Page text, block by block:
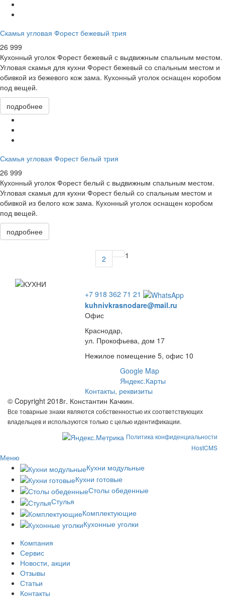
Скамья угловая Форест бежевый трия
26 999
Кухонный уголок Форест бежевый с выдвижным спальным местом.
Угловая скамья для кухни Форест бежевый со спальным местом и
обивкой из бежевого кож зама. Кухонный уголок оснащен коробом
под вещей.
подробнее
Скамья угловая Форест белый трия
26 999
Кухонный уголок Форест белый с выдвижным спальным местом.
Угловая скамья для кухни Форест белый со спальным местом и
обивкой из белого кож зама. Кухонный уголок оснащен коробом
под вещей.
подробнее
1
2
+7 918 362 71 21
kuhnivkrasnodare@mail.ru
Офис
Краснодар,
ул. Прокофьева, дом 17
Нежилое помещение 5, офис 10
Google Map
Яндекс.Карты
Контакты, реквизиты
© Copyright 2018г. Константин Качкин.
Все товарные знаки являются собственностью их соответствующих
владельцев и используются только с целью идентификации.
Политика конфиденциальности
HostCMS
Меню
Кухни модульные
Кухни готовые
Столы обеденные
Стулья
Комплектующие
Кухонные уголки
Компания
Сервис
Новости, акции
Отзывы
Статьи
Контакты